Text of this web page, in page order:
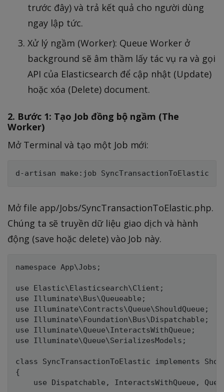
trước đây) và trả kết quả cho người dùng
ngay lập tức.
Xử lý ngầm (Worker): Queue Worker ở
background sẽ âm thầm lấy tác vụ ra và gọi
API của Elasticsearch để cập nhật (Update)
hoặc xóa (Delete) document.
2. Bước 1: Tạo Job đồng bộ ngầm (The
Worker)
Mở Terminal và tạo một Job mới:
Mở file app/Jobs/SyncTransactionToElastic.php.
Chúng ta sẽ truyền dữ liệu giao dịch và hành
động (save hoặc delete) vào Job này.
namespace App\Jobs;
use Elastic\Elasticsearch\Client;
use Illuminate\Bus\Queueable;
use Illuminate\Contracts\Queue\ShouldQueue;
use Illuminate\Foundation\Bus\Dispatchable;
use Illuminate\Queue\InteractsWithQueue;
use Illuminate\Queue\SerializesModels;
class SyncTransactionToElastic implements
{
use Dispatchable, InteractsWithQueue,